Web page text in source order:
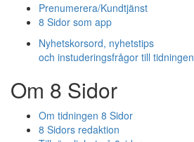
Prenumerera/Kundtjänst
8 Sidor som app
Nyhetskorsord, nyhetstips
och instuderingsfrågor till tidningen
Om 8 Sidor
Om tidningen 8 Sidor
8 Sidors redaktion